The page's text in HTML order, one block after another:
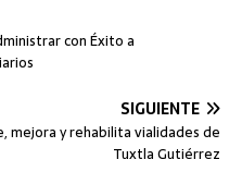
con Éxito a
SIGUIENTE
mejora y rehabilita vialidades de
Tuxtla Gutiérrez